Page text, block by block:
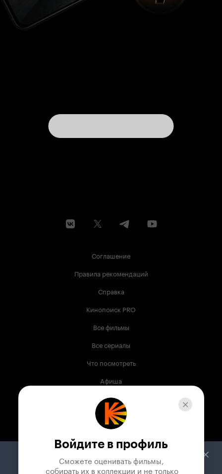
Соглашение
Правила рекомендаций
Справка
Кинопоиск PRO
Все фильмы
Все сериалы
Что посмотреть
Афиша
Музыка
Телепрограмма
Служба поддержки
Войдите в профиль
Сможете оценивать фильмы,
собирать их в коллекции и не только